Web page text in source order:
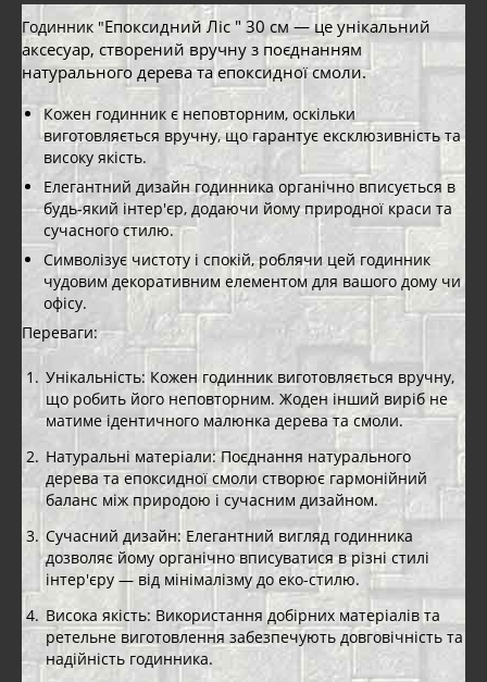
Годинник "Епоксидний Ліс " 30 см — це унікальний
аксесуар, створений вручну з поєднанням
натурального дерева та епоксидної смоли.
Кожен годинник є неповторним, оскільки
виготовляється вручну, що гарантує ексклюзивність та
високу якість.
Елегантний дизайн годинника органічно вписується в
будь-який інтер'єр, додаючи йому природної краси та
сучасного стилю.
Символізує чистоту і спокій, роблячи цей годинник
чудовим декоративним елементом для вашого дому чи
офісу.
Переваги:
Унікальність: Кожен годинник виготовляється вручну,
що робить його неповторним. Жоден інший виріб не
матиме ідентичного малюнка дерева та смоли.
Натуральні матеріали: Поєднання натурального
дерева та епоксидної смоли створює гармонійний
баланс між природою і сучасним дизайном.
Сучасний дизайн: Елегантний вигляд годинника
дозволяє йому органічно вписуватися в різні стилі
інтер'єру — від мінімалізму до еко-стилю.
Висока якість: Використання добірних матеріалів та
ретельне виготовлення забезпечують довговічність та
надійність годинника.